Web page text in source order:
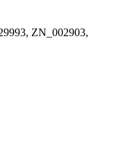
ZN_002903,